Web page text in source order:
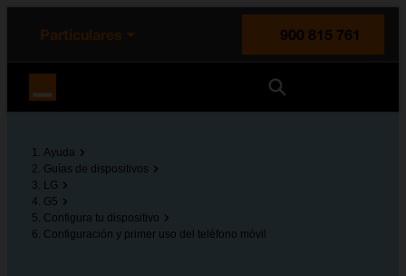
principal
la página
Particulares
900 815 761
Ayuda
Guías de dispositivos
LG
G5
Configura tu dispositivo
Configuración y primer uso del teléfono móvil